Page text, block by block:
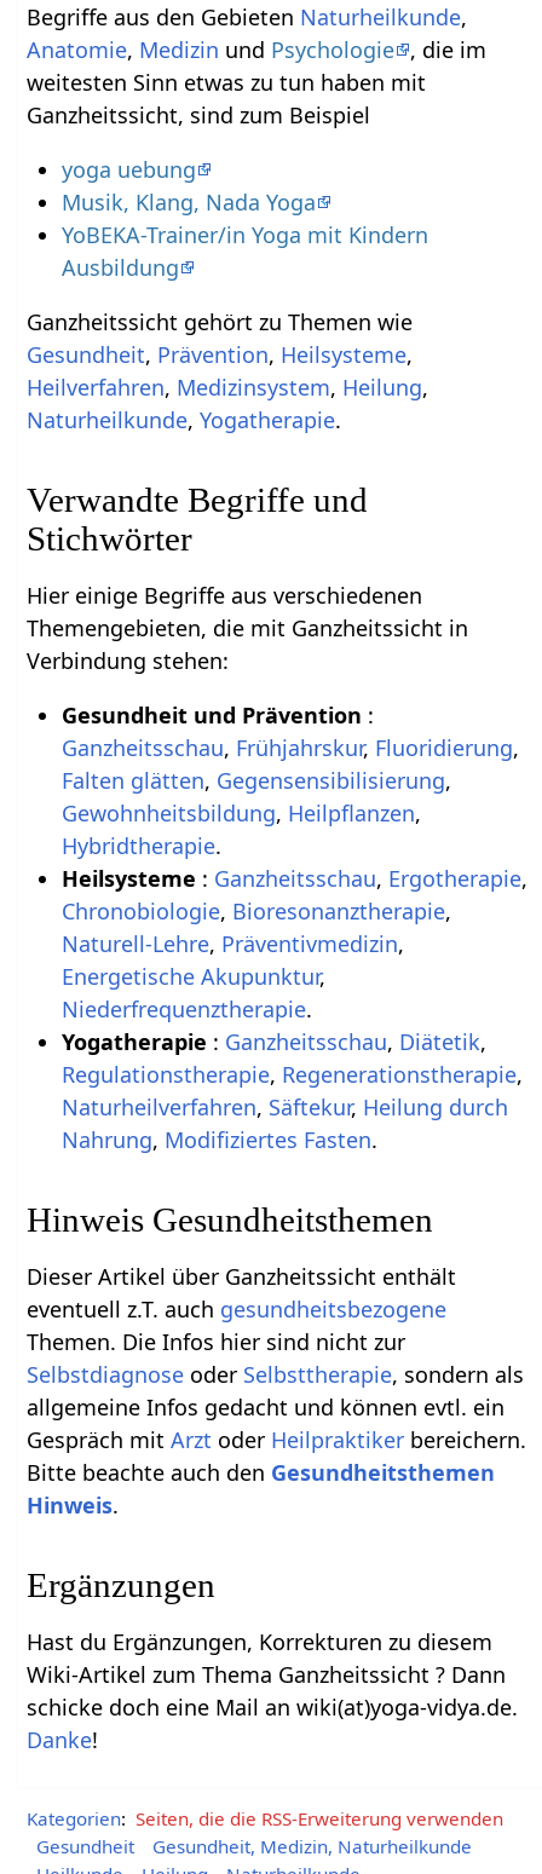
Begriffe aus den Gebieten Naturheilkunde,
Anatomie, Medizin und Psychologie , die im
weitesten Sinn etwas zu tun haben mit
Ganzheitssicht, sind zum Beispiel
yoga uebung
Musik, Klang, Nada Yoga
YoBEKA-Trainer/in Yoga mit Kindern
Ausbildung
Ganzheitssicht gehört zu Themen wie
Gesundheit, Prävention, Heilsysteme,
Heilverfahren, Medizinsystem, Heilung,
Naturheilkunde,Yogatherapie.
Verwandte Begriffe und
Stichwörter
Hier einige Begriffe aus verschiedenen
Themengebieten, die mit Ganzheitssicht in
Verbindung stehen:
Gesundheit und Prävention :
Ganzheitsschau, Frühjahrskur, Fluoridierung,
Falten glätten, Gegensensibilisierung,
Gewohnheitsbildung, Heilpflanzen,
Hybridtherapie.
Heilsysteme : Ganzheitsschau, Ergotherapie,
Chronobiologie, Bioresonanztherapie,
Naturell-Lehre, Präventivmedizin,
Energetische Akupunktur,
Niederfrequenztherapie.
Yogatherapie : Ganzheitsschau, Diätetik,
Regulationstherapie, Regenerationstherapie,
Naturheilverfahren, Säftekur, Heilung durch
Nahrung, Modifiziertes Fasten.
Hinweis Gesundheitsthemen
Dieser Artikel über Ganzheitssicht enthält
eventuell z.T. auch gesundheitsbezogene
Themen. Die Infos hier sind nicht zur
Selbstdiagnose oder Selbsttherapie, sondern als
allgemeine Infos gedacht und können evtl. ein
Gespräch mitArzt oder Heilpraktiker bereichern.
Bitte beachte auch den Gesundheitsthemen
Hinweis.
Ergänzungen
Hast du Ergänzungen, Korrekturen zu diesem
Wiki-Artikel zum Thema Ganzheitssicht ? Dann
schicke doch eine Mail an wiki(at)yoga-vidya.de.
Danke!
Kategorien: Seiten, die die RSS-Erweiterung verwenden
Gesundheit
Gesundheit, Medizin, Naturheilkunde